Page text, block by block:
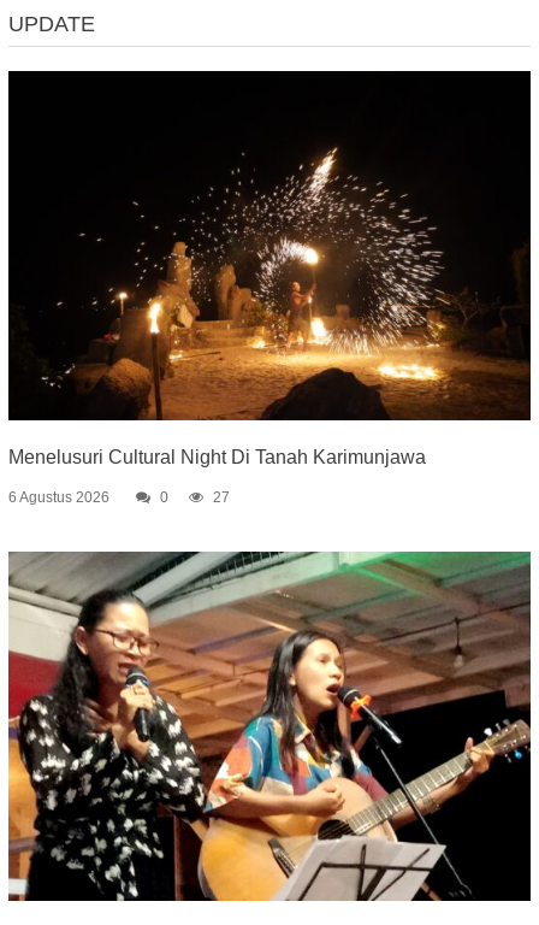
UPDATE
Menelusuri Cultural Night Di Tanah Karimunjawa
6 Agustus 2026 0 27